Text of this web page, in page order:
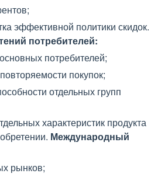
эффективной политики скидок.
потребителей:
потребителей;
покупок;
отдельных групп
характеристик продукта
Международный
рынков;